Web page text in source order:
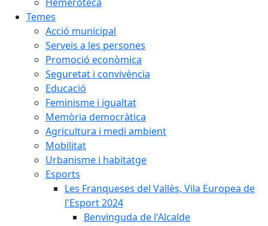
Temes
Acció municipal
Serveis a les persones
Promoció econòmica
Seguretat i convivència
Educació
Feminisme i igualtat
Memòria democràtica
Agricultura i medi ambient
Mobilitat
Urbanisme i habitatge
Esports
Les Franqueses del Vallès, Vila Europea de
l'Esport 2024
Benvinguda de l'Alcalde